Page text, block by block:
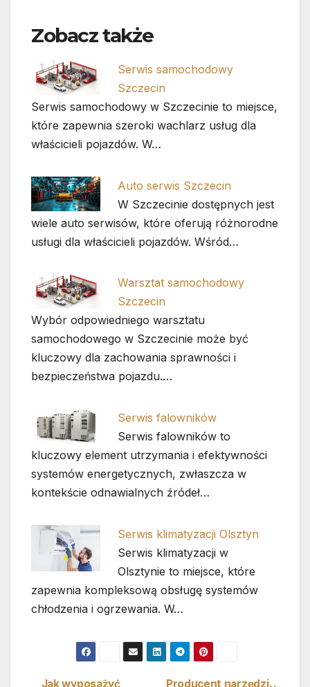
Zobacz także
Serwis samochodowy
Szczecin
Serwis samochodowy w Szczecinie to miejsce,
które zapewnia szeroki wachlarz usług dla
właścicieli pojazdów. W…
Auto serwis Szczecin
W Szczecinie dostępnych jest
wiele auto serwisów, które oferują różnorodne
usługi dla właścicieli pojazdów. Wśród…
Warsztat samochodowy
Szczecin
Wybór odpowiedniego warsztatu
samochodowego w Szczecinie może być
kluczowy dla zachowania sprawności i
bezpieczeństwa pojazdu.…
Serwis falowników
Serwis falowników to
kluczowy element utrzymania i efektywności
systemów energetycznych, zwłaszcza w
kontekście odnawialnych źródeł…
Serwis klimatyzacji Olsztyn
Serwis klimatyzacji w
Olsztynie to miejsce, które
zapewnia kompleksową obsługę systemów
chłodzenia i ogrzewania. W…
Producent narzędzi
Jak wyposażyć